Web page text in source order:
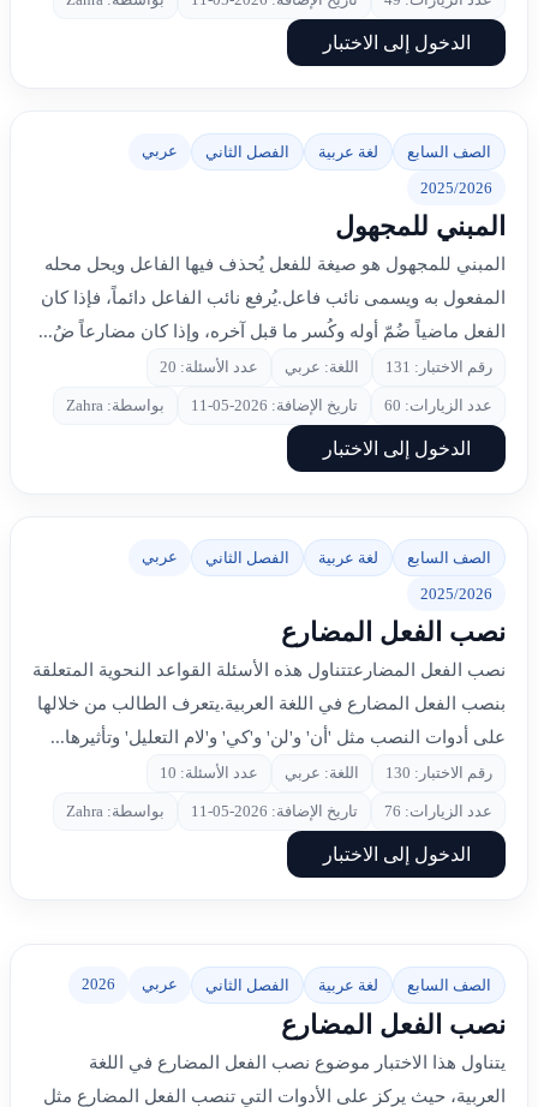
الدخول إلى الاختبار
الصف السابع لغة عربية الفصل الثاني عربي
2025/2026
المبني للمجهول
المبني للمجهول هو صيغة للفعل يُحذف فيها الفاعل ويحل محله
المفعول به ويسمى نائب فاعل.يُرفع نائب الفاعل دائماً، فإذا كان
الفعل ماضياً ضُمّ أوله وكُسر ما قبل آخره، وإذا كان مضارعاً ضُ...
رقم الاختبار: 131 اللغة: عربي عدد الأسئلة: 20
عدد الزيارات: 60 تاريخ الإضافة: 2026-05-11 بواسطة: Zahra
الدخول إلى الاختبار
الصف السابع لغة عربية الفصل الثاني عربي
2025/2026
نصب الفعل المضارع
نصب الفعل المضارعتتناول هذه الأسئلة القواعد النحوية المتعلقة
بنصب الفعل المضارع في اللغة العربية.يتعرف الطالب من خلالها
على أدوات النصب مثل 'أن' و'لن' و'كي' و'لام التعليل' وتأثيرها...
رقم الاختبار: 130 اللغة: عربي عدد الأسئلة: 10
عدد الزيارات: 76 تاريخ الإضافة: 2026-05-11 بواسطة: Zahra
الدخول إلى الاختبار
الصف السابع لغة عربية الفصل الثاني عربي 2026
نصب الفعل المضارع
يتناول هذا الاختبار موضوع نصب الفعل المضارع في اللغة
العربية، حيث يركز على الأدوات التي تنصب الفعل المضارع مثل